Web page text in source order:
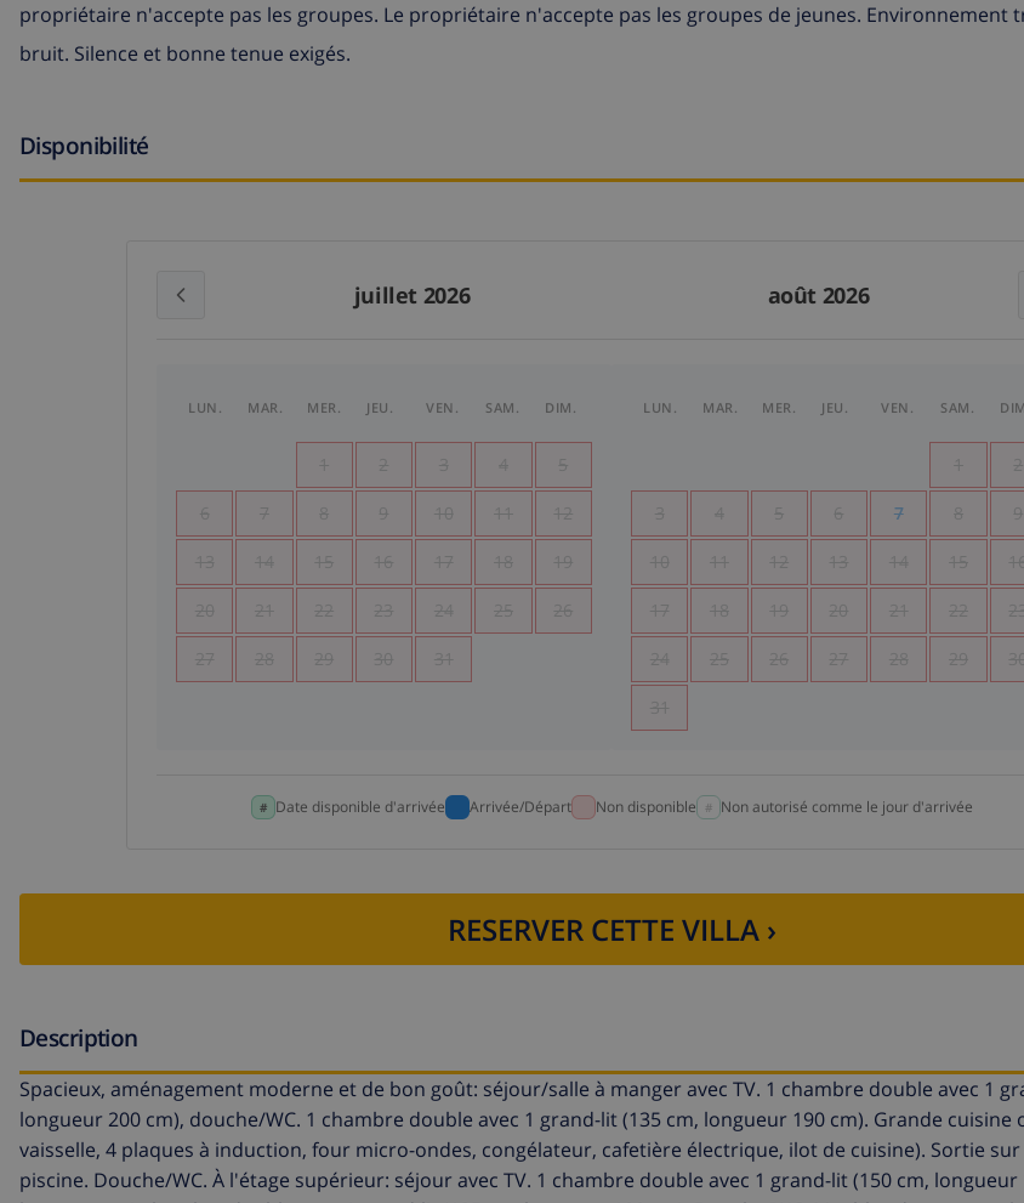
propriétaire n'accepte pas les groupes. Le propriétaire n'accepte pas les groupes de jeunes. Environnement
bruit. Silence et bonne tenue exigés.
Disponibilité
juillet 2026 août 2026
LUN. MAR. MER. JEU. VEN. SAM. DIM.
1 2 3 4 5
6 7 8 9 10 11 12
13 14 15 16 17 18 19
20 21 22 23 24 25 26
27 28 29 30 31
LUN. MAR. MER. JEU. VEN. SAM.
1 2
3 4 5 6 7 8 9
10 11 12 13 14 15
17 18 19 20 21 22
24 25 26 27 28 29
31
Date disponible d'arrivée Arrivée/Départ Non disponible Non autorisé comme le jour d'arrivée
RESERVER CETTE VILLA ›
Description
Spacieux, aménagement moderne et de bon goût: séjour/salle à manger avec TV. 1 chambre double avec 1
longueur 200 cm), douche/WC. 1 chambre double avec 1 grand-lit (135 cm, longueur 190 cm). Grande cuisine
vaisselle, 4 plaques à induction, four micro-ondes, congélateur, cafetière électrique, ilot de cuisine). Sortie
piscine. Douche/WC. À l'étage supérieur: séjour avec TV. 1 chambre double avec 1 grand-lit (150 cm,